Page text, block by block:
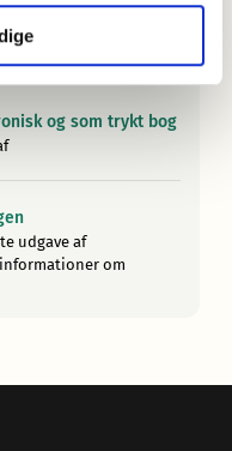
valget af ordstof til
og som trykt bog
udgave af
om